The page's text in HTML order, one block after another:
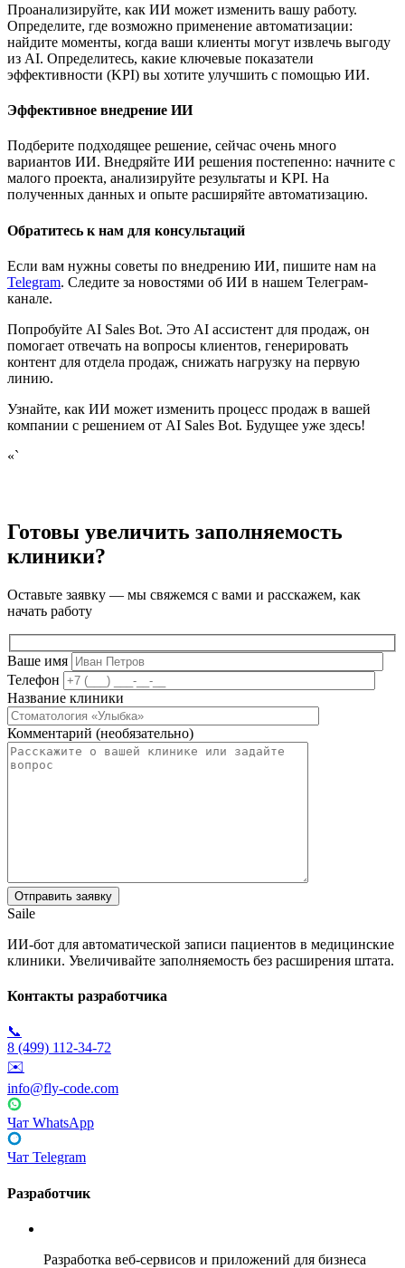
Проанализируйте, как ИИ может изменить вашу работу.
Определите, где возможно применение автоматизации:
найдите моменты, когда ваши клиенты могут извлечь выгоду
из AI. Определитесь, какие ключевые показатели
эффективности (KPI) вы хотите улучшить с помощью ИИ.
Эффективное внедрение ИИ
Подберите подходящее решение, сейчас очень много
вариантов ИИ. Внедряйте ИИ решения постепенно: начните с
малого проекта, анализируйте результаты и KPI. На
полученных данных и опыте расширяйте автоматизацию.
Обратитесь к нам для консультаций
Если вам нужны советы по внедрению ИИ, пишите нам на
Telegram. Следите за новостями об ИИ в нашем Телеграм-
канале.
Попробуйте AI Sales Bot. Это AI ассистент для продаж, он
помогает отвечать на вопросы клиентов, генерировать
контент для отдела продаж, снижать нагрузку на первую
линию.
Узнайте, как ИИ может изменить процесс продаж в вашей
компании с решением от AI Sales Bot. Будущее уже здесь!
«`
Готовы увеличить заполняемость
клиники?
Оставьте заявку — мы свяжемся с вами и расскажем, как
начать работу
Ваше имя
Телефон
Название клиники
Комментарий (необязательно)
Saile
ИИ-бот для автоматической записи пациентов в медицинские
клиники. Увеличивайте заполняемость без расширения штата.
Контакты разработчика
📞
8 (499) 112-34-72
✉️
info@fly-code.com
Чат WhatsApp
Чат Telegram
Разработчик
Разработка веб-сервисов и приложений для бизнеса